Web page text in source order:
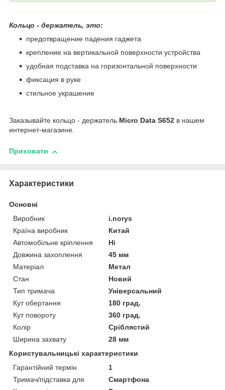
Кольцо - держатель, это:
предотвращение падения гаджета
крепление на вертикальной поверхности устройства
удобная подставка на горизонтальной поверхности
фиксация в руке
стильное украшение
Заказывайте кольцо - держатель Micro Data S652 в нашем
интернет-магазине.
Приховати
Характеристики
Основні
Виробник
i.norys
Країна виробник
Китай
Автомобільне кріплення
Ні
Довжина захоплення
45 мм
Матеріал
Метал
Стан
Новий
Тип тримача
Універсальний
Кут обертання
180 град.
Кут повороту
360 град.
Колір
Сріблястий
Ширина захвату
28 мм
Користувальницькі характеристики
Гарантійний термін
1
Тримач/підставка для
Смартфона